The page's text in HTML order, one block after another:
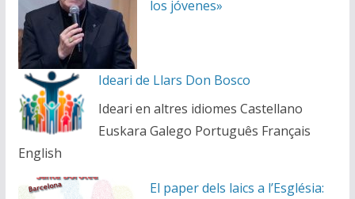
los jóvenes»
Ideari de Llars Don Bosco
Ideari en altres idiomes Castellano
Euskara Galego Português Français
English
El paper dels laics a l’Església: